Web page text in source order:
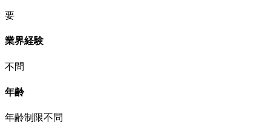
要
業界経験
不問
年齢
年齢制限不問